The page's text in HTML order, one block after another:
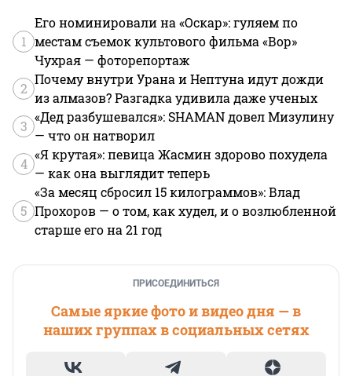
1
Его номинировали на «Оскар»: гуляем по
местам съемок культового фильма «Вор»
Чухрая — фоторепортаж
2
Почему внутри Урана и Нептуна идут дожди
из алмазов? Разгадка удивила даже ученых
3
«Дед разбушевался»: SHAMAN довел Мизулину
— что он натворил
4
«Я крутая»: певица Жасмин здорово похудела
— как она выглядит теперь
5
«За месяц сбросил 15 килограммов»: Влад
Прохоров — о том, как худел, и о возлюбленной
старше его на 21 год
ПРИСОЕДИНИТЬСЯ
Самые яркие фото и видео дня — в
наших группах в социальных сетях